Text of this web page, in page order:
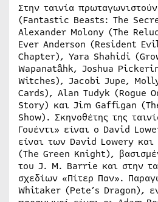
Στην ταινία
(Fantastic Beasts: The
Alexander Molony (The
Ever Anderson (Resident
Chapter), Yara Shahidi
Wapanatâhk, Joshua
Witches), Jacobi Jupe,
Cards), Alan Tudyk (Rogue
Story) και Jim Gaffigan
Show). Σκηνοθέτης της
Γουέντι» είναι ο David
είναι των David Lowery
(The Green Knight),
του J. M. Barrie και στην
σχεδίων «Πίτερ Παν».
Whitaker (Pete’s Dragon),